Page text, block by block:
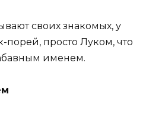
своих знакомых, у
просто Луком, что
именем.